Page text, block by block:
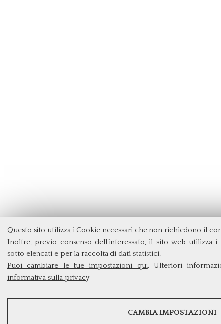
Questo sito utilizza i Cookie necessari che non richiedono il
Inoltre, previo consenso dell’interessato, il sito web utilizza
sotto elencati e per la raccolta di dati statistici.
Puoi cambiare le tue impostazioni qui. Ulteriori
informativa sulla privacy
STATISTICHE
CAMBIA IMPOSTAZIONI